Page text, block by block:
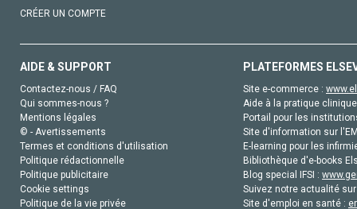
CRÉER UN COMPTE
AIDE & SUPPORT
Contactez-nous / FAQ
Qui sommes-nous ?
Mentions légales
© - Avertissements
Termes et conditions d'utilisation
Politique rédactionnelle
Politique publicitaire
Cookie settings
Politique de la vie privée
PLATEFORMES
Site e-commerce :
Aide à la pratique
Portail pour les
Site d'information sur
E-learning pour les
Bibliothèque d'e-books
Blog special IFSI :
Suivez notre actualité
Site d'emploi en santé :